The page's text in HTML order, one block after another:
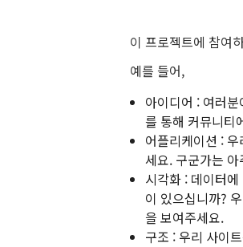
이 프로젝트에 참여
예를 들어,
아이디어 : 여러
를 통해 커뮤니티
어플리케이션 :
세요. 구군가는
시각화 : 데이터
이 있으십니까?
을 보여주세요.
구조 : 우리 사이